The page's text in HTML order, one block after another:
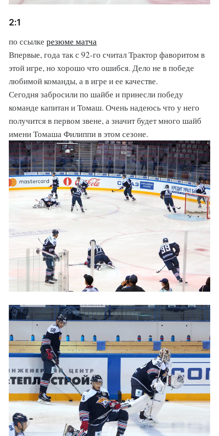
2:1
по ссылке резюме матча
Впервые, года так с 92-го считал Трактор фаворитом в
этой игре, но хорошо что ошибся. Дело не в победе
любимой команды, а в игре и ее качестве.
Сегодня забросили по шайбе и принесли победу
команде капитан и Томаш. Очень надеюсь что у него
получится в первом звене, а значит будет много шайб
имени Томаша Филиппи в этом сезоне.